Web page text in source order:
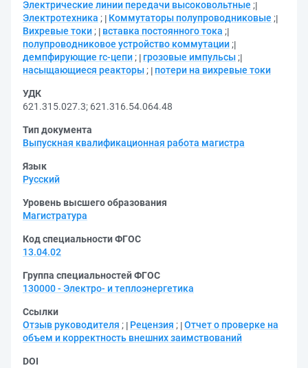
Электрические линии передачи высоковольтные ;
Электротехника ; Коммутаторы полупроводниковые ;
Вихревые токи ; вставка постоянного тока ;
полупроводниковое устройство коммутации ;
демпфирующие rc-цепи ; грозовые импульсы ;
насыщающиеся реакторы ; потери на вихревые токи
УДК
621.315.027.3; 621.316.54.064.48
Тип документа
Выпускная квалификационная работа магистра
Язык
Русский
Уровень высшего образования
Магистратура
Код специальности ФГОС
13.04.02
Группа специальностей ФГОС
130000 - Электро- и теплоэнергетика
Ссылки
Отзыв руководителя ; Рецензия ; Отчет о проверке на
объем и корректность внешних заимствований
DOI